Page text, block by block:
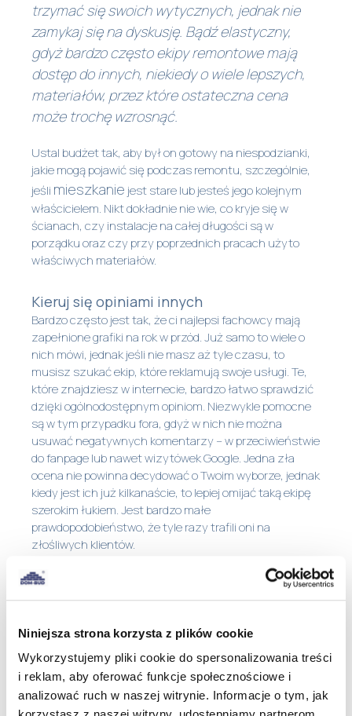
Niniejsza strona korzysta z plików cookie
Wykorzystujemy pliki cookie do spersonalizowania treści
i reklam, aby oferować funkcje społecznościowe i
analizować ruch w naszej witrynie. Informacje o tym, jak
trzymać się swoich wytycznych, jednak nie
zamykaj się na dyskusję. Bądź elastyczny,
gdyż bardzo często ekipy remontowe mają
dostęp do innych, niekiedy o wiele lepszych,
materiałów, przez które ostateczna cena
może trochę wzrosnąć.
Ustal budżet tak, aby był on gotowy na niespodzianki,
jakie mogą pojawić się podczas remontu, szczególnie,
jeśli mieszkanie jest stare lub jesteś jego kolejnym
właścicielem. Nikt dokładnie nie wie, co kryje się w
ścianach, czy instalacje na całej długości są w
porządku oraz czy przy poprzednich pracach użyto
właściwych materiałów.
Kieruj się opiniami innych
Bardzo często jest tak, że ci najlepsi fachowcy mają
zapełnione grafiki na rok w przód. Już samo to wiele o
nich mówi, jednak jeśli nie masz aż tyle czasu, to
musisz szukać ekip, które reklamują swoje usługi. Te,
które znajdziesz w internecie, bardzo łatwo sprawdzić
dzięki ogólnodostępnym opiniom. Niezwykle pomocne
są w tym przypadku fora, gdyż w nich nie można
usuwać negatywnych komentarzy – w przeciwieństwie
do fanpage lub nawet wizytówek Google. Jedna zła
ocena nie powinna decydować o Twoim wyborze, jednak
kiedy jest ich już kilkanaście, to lepiej omijać taką ekipę
szerokim łukiem. Jest bardzo małe
prawdopodobieństwo, że tyle razy trafili oni na
złośliwych klientów.
Remont mieszkania najlepiej zlecić komuś, kto jest
polecany przez Twoich znajomych. W ten sposób
podoba, poznasz szczegóły współpracy i będziesz
Przeprowadź wywiad
Kiedy już zdecydujesz się na kilka ekip remontowych,